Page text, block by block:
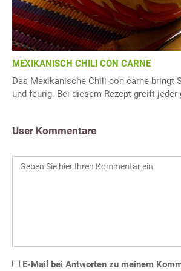
MEXIKANISCH CHILI CON CARNE
Das Mexikanische Chili con carne bringt
und feurig. Bei diesem Rezept greift jeder
User Kommentare
E-Mail bei Antworten zu meinem